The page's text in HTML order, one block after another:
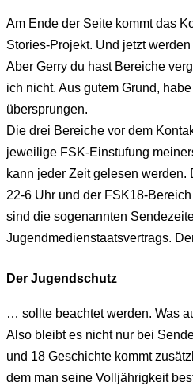
Am Ende der Seite kommt das
Stories-Projekt. Und jetzt
Aber Gerry du hast Bereiche
ich nicht. Aus gutem Grund,
übersprungen.
Die drei Bereiche vor dem
jeweilige FSK-Einstufung
kann jeder Zeit gelesen werden.
22-6 Uhr und der FSK18-
sind die sogenannten
Jugendmedienstaatsvertrags.
Der Jugendschutz
… sollte beachtet werden. Was
Also bleibt es nicht nur bei
und 18 Geschichte kommt
dem man seine Volljährigkeit